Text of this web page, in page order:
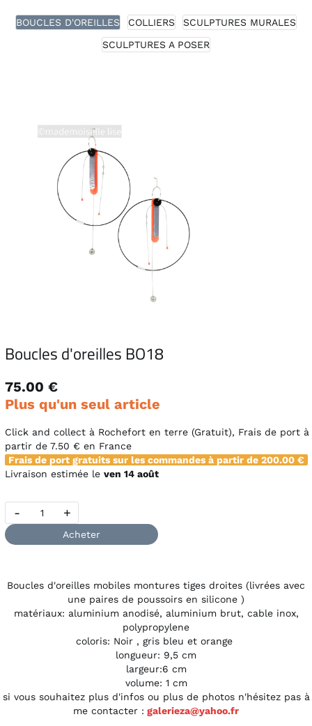
BOUCLES D'OREILLES COLLIERS
SCULPTURES MURALES
SCULPTURES A POSER
Boucles d'oreilles BO18
75.00 €
Plus qu'un seul article
Click and collect à Rochefort en terre (Gratuit), Frais de port à
partir de 7.50 € en France
Frais de port gratuits sur les commandes à partir de 200.00 €
Livraison estimée le ven 14 août
- +
Acheter
Boucles d'oreilles mobiles montures tiges droites (livrées avec
une paires de poussoirs en silicone )
matériaux: aluminium anodisé, aluminium brut, cable inox,
polypropylene
coloris: Noir , gris bleu et orange
longueur: 9,5 cm
largeur:6 cm
volume: 1 cm
si vous souhaitez plus d'infos ou plus de photos n'hésitez pas à
me contacter : galerieza@yahoo.fr